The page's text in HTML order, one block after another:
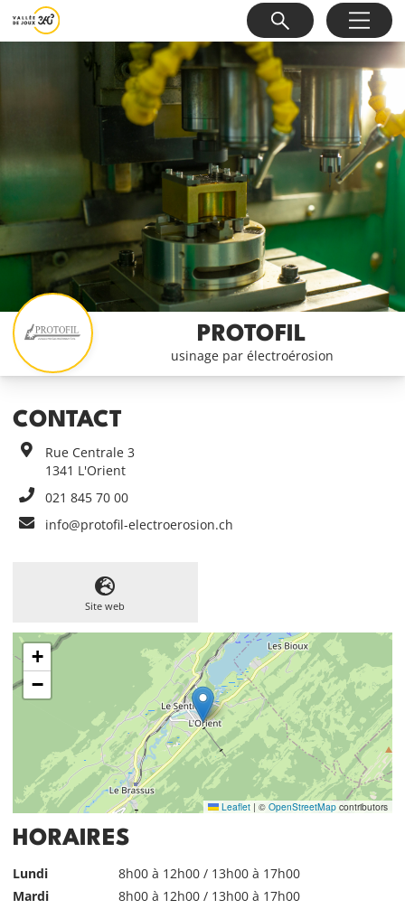
PROTOFIL
usinage par électroérosion
CONTACT
Rue Centrale 3
1341 L'Orient
021 845 70 00
info@protofil-electroerosion.ch
Site web
+
−
Leaflet | ©OpenStreetMap contributors
HORAIRES
Lundi
8h00 à 12h00 / 13h00 à 17h00
Mardi
8h00 à 12h00 / 13h00 à 17h00